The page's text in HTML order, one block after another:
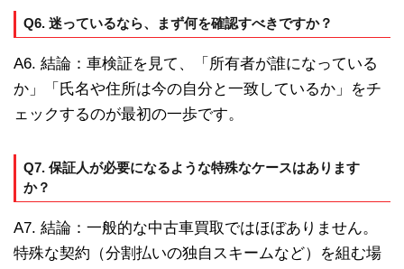
Q6. 迷っているなら、まず何を確認すべきですか？
A6. 結論：車検証を見て、「所有者が誰になっている
か」「氏名や住所は今の自分と一致しているか」をチ
ェックするのが最初の一歩です。
Q7. 保証人が必要になるような特殊なケースはあります
か？
A7. 結論：一般的な中古車買取ではほぼありません。
特殊な契約（分割払いの独自スキームなど）を組む場